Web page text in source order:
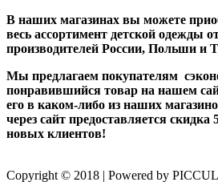
В наших магазинах вы можете
весь ассортимент детской одежды
производителей России, Польши и
Мы предлагаем покупателям
понравившийся товар на нашем
его в каком-либо из наших
через сайт предоставляется
новых клиентов!
Copyright © 2018 | Powered by